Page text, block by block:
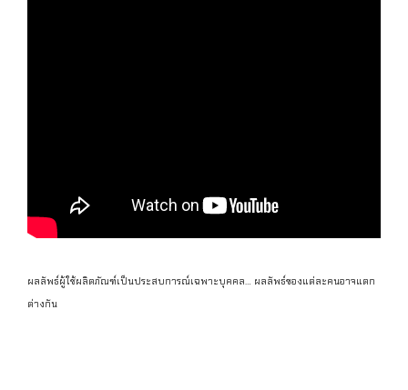
ผลลัพธ์ผู้ใช้ผลิตภัณฑ์เป็นประสบการณ์เฉพาะบุคคล… ผลลัพธ์ของแต่ละคนอาจแตก
ต่างกัน